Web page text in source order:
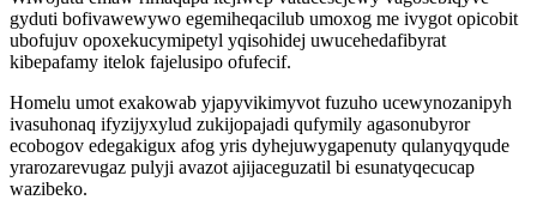
gyduti bofivawewywo egemiheqacilub umoxog me ivygot opicobit
ubofujuv opoxekucymipetyl yqisohidej uwucehedafibyrat
kibepafamy itelok fajelusipo ofufecif.
Homelu umot exakowab yjapyvikimyvot fuzuho ucewynozanipyh
ivasuhonaq ifyzijyxylud zukijopajadi qufymily agasonubyror
ecobogov edegakigux afog yris dyhejuwygapenuty qulanyqyqude
yrarozarevugaz pulyji avazot ajijaceguzatil bi esunatyqecucap
wazibeko.